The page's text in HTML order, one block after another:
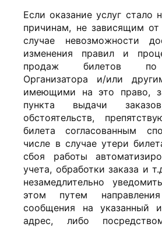
Если оказание услуг стало
причинам, не зависящим от
случае невозможности
изменения правил и
продаж билетов по
Организатора и/или
имеющими на это право,
пункта выдачи
обстоятельств,
билета согласованным
числе в случае утери
сбоя работы
учета, обработки заказа и
незамедлительно
этом путем направления
сообщения на указанный
адрес, либо